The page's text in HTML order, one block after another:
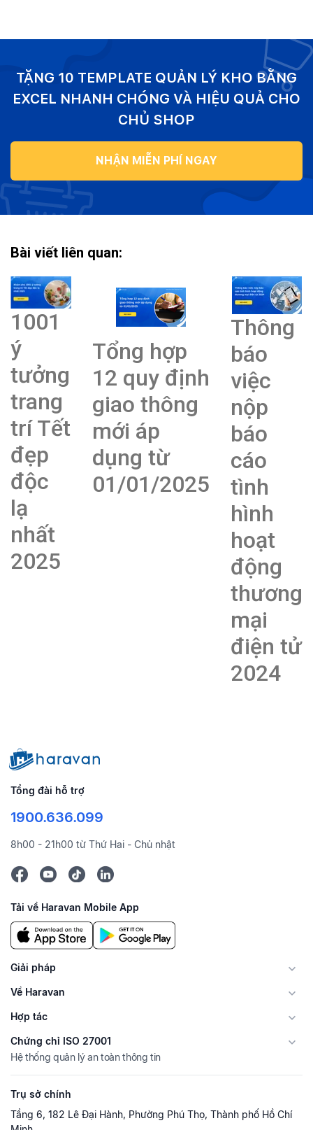
TẶNG 10 TEMPLATE QUẢN LÝ KHO BẰNG
EXCEL NHANH CHÓNG VÀ HIỆU QUẢ CHO
CHỦ SHOP
NHẬN MIỄN PHÍ NGAY
Bài viết liên quan:
1001
ý
tưởng
trang
trí Tết
đẹp
độc
lạ
nhất
2025
Tổng hợp
12 quy định
giao thông
mới áp
dụng từ
01/01/2025
Thông
báo
việc
nộp
báo
cáo
tình
hình
hoạt
động
thương
mại
điện tử
2024
Tổng đài hỗ trợ
1900.636.099
8h00 - 21h00 từ Thứ Hai - Chủ nhật
Tải về Haravan Mobile App
Giải pháp
Về Haravan
Hợp tác
Chứng chỉ ISO 27001
Hệ thống quản lý an toàn thông tin
Trụ sở chính
Tầng 6, 182 Lê Đại Hành, Phường Phú Thọ, Thành phố Hồ Chí